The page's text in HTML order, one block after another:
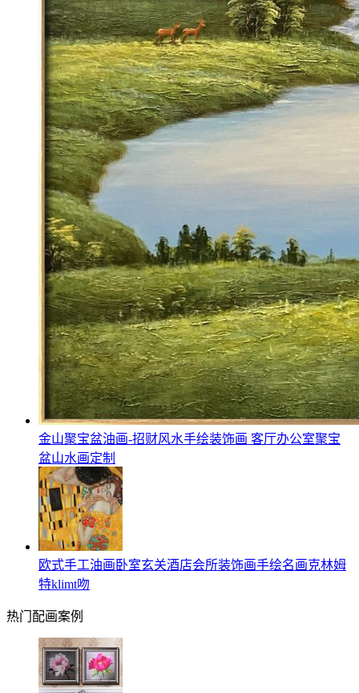
金山聚宝盆油画-招财风水手绘装饰画 客厅办公室聚宝
盆山水画定制
欧式手工油画卧室玄关酒店会所装饰画手绘名画克林姆
特klimt吻
热门配画案例